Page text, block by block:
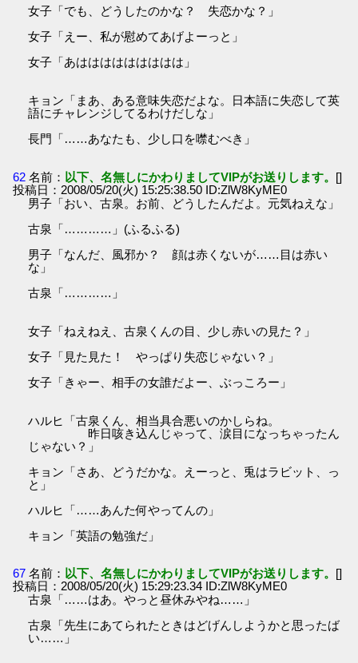
女子「でも、どうしたのかな？ 失恋かな？」
女子「えー、私が慰めてあげよーっと」
女子「あははははははははは」
キョン「まあ、ある意味失恋だよな。日本語に失恋して英
語にチャレンジしてるわけだしな」
長門「……あなたも、少し口を噤むべき」
62 名前： 以下、名無しにかわりましてVIPがお送りします。 []
投稿日：2008/05/20(火) 15:25:38.50 ID:ZlW8KyME0
男子「おい、古泉。お前、どうしたんだよ。元気ねえな」
古泉「…………」(ふるふる)
男子「なんだ、風邪か？ 顔は赤くないが……目は赤い
な」
古泉「…………」
女子「ねえねえ、古泉くんの目、少し赤いの見た？」
女子「見た見た！ やっぱり失恋じゃない？」
女子「きゃー、相手の女誰だよー、ぶっころー」
ハルヒ「古泉くん、相当具合悪いのかしらね。
昨日咳き込んじゃって、涙目になっちゃったん
じゃない？」
キョン「さあ、どうだかな。えーっと、兎はラビット、っ
と」
ハルヒ「……あんた何やってんの」
キョン「英語の勉強だ」
67 名前： 以下、名無しにかわりましてVIPがお送りします。 []
投稿日：2008/05/20(火) 15:29:23.34 ID:ZlW8KyME0
古泉「……はあ。やっと昼休みやね……」
古泉「先生にあてられたときはどげんしようかと思ったば
い……」